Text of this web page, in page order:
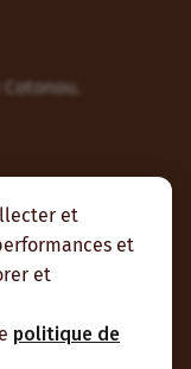
et
et
et
politique de
RSS et nous